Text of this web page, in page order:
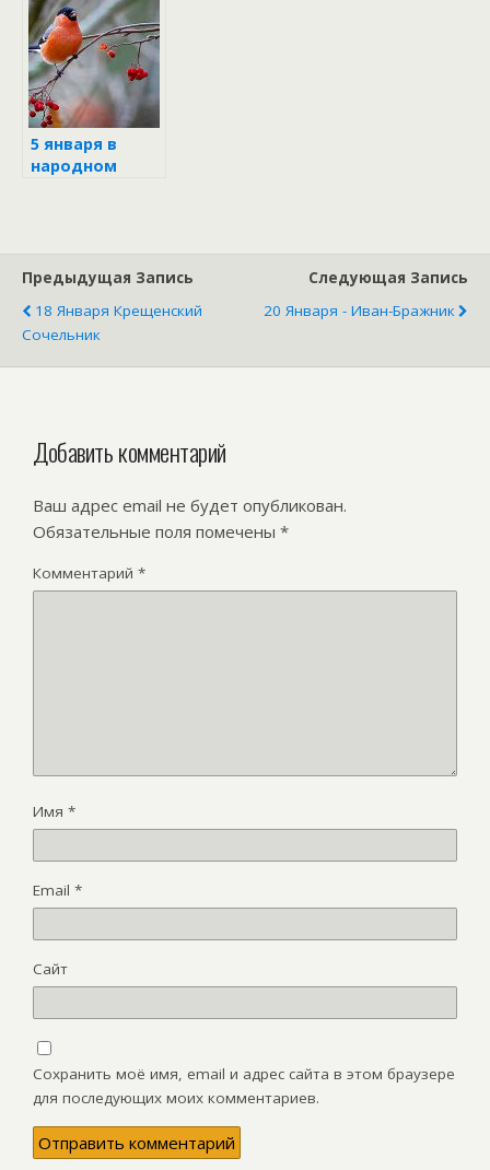
5 января в
народном
Предыдущая Запись
18 Января Крещенский
Сочельник
Следующая Запись
20 Января - Иван-Бражник
Добавить комментарий
Ваш адрес email не будет опубликован.
Обязательные поля помечены *
Комментарий *
Имя *
Email *
Сайт
Сохранить моё имя, email и адрес сайта в этом браузере
для последующих моих комментариев.